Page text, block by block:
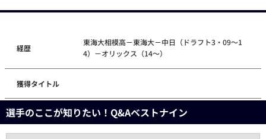
経歴
東海大相模高－東海大－中日（ドラフト3・09～1
4）－オリックス（14～）
獲得タイトル
選手のここが知りたい！Q&Aベストナイン